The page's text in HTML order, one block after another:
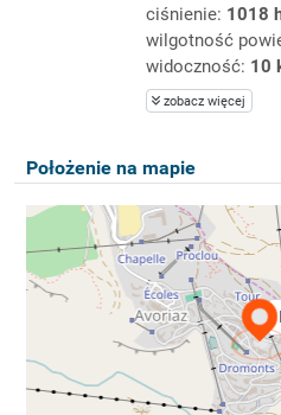
ciśnienie: 1018
wilgotność
widoczność: 10
zobacz więcej
Położenie na mapie